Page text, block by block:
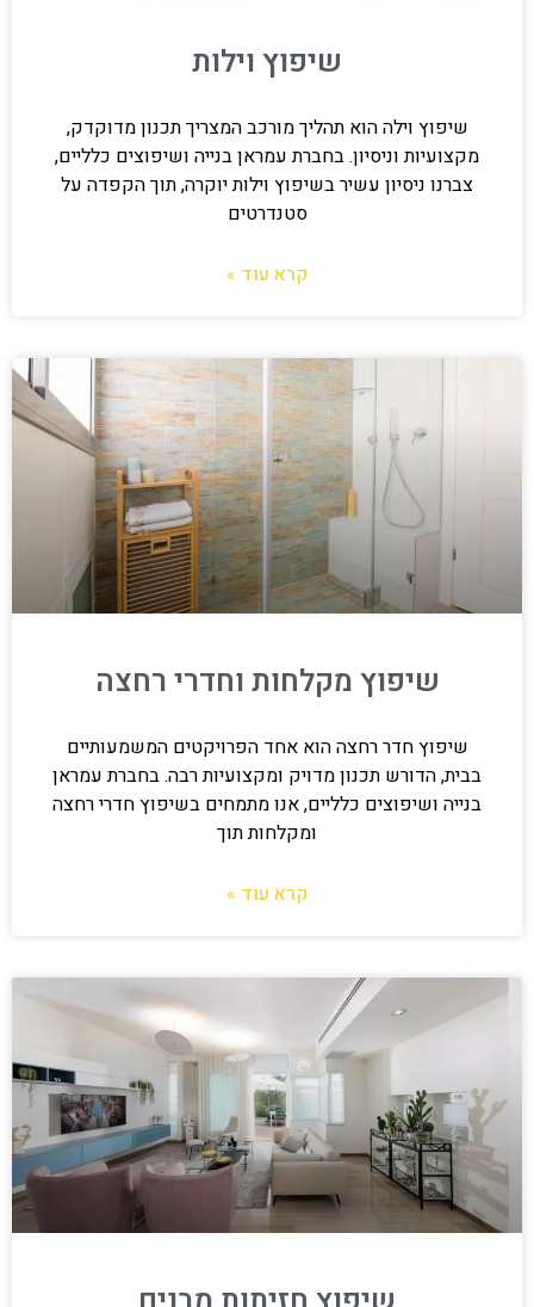
שיפוץ וילות
שיפוץ וילה הוא תהליך מורכב המצריך תכנון מדוקדק,
מקצועיות וניסיון. בחברת עמראן בנייה ושיפוצים כלליים,
צברנו ניסיון עשיר בשיפוץ וילות יוקרה, תוך הקפדה על
סטנדרטים
קרא עוד »
שיפוץ מקלחות וחדרי רחצה
שיפוץ חדר רחצה הוא אחד הפרויקטים המשמעותיים
בבית, הדורש תכנון מדויק ומקצועיות רבה. בחברת עמראן
בנייה ושיפוצים כלליים, אנו מתמחים בשיפוץ חדרי רחצה
ומקלחות תוך
קרא עוד »